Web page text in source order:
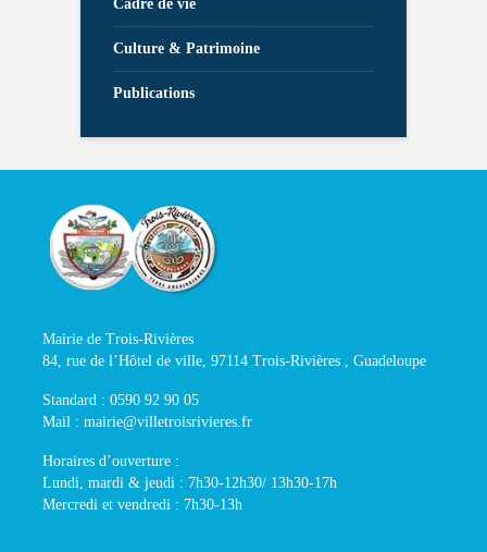
Cadre de vie
Culture & Patrimoine
Publications
Mairie de Trois-Rivières
84, rue de l’Hôtel de ville, 97114 Trois-Rivières , Guadeloupe
Standard : 0590 92 90 05
Mail : mairie@villetroisrivieres.fr
Horaires d’ouverture :
Lundi, mardi & jeudi : 7h30-12h30/ 13h30-17h
Mercredi et vendredi : 7h30-13h